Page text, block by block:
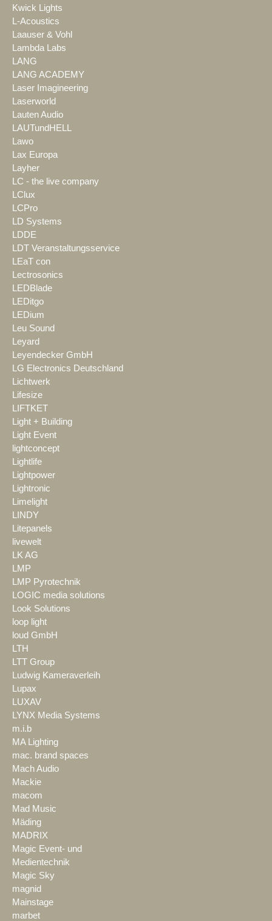
Kwick Lights
L-Acoustics
Laauser & Vohl
Lambda Labs
LANG
LANG ACADEMY
Laser Imagineering
Laserworld
Lauten Audio
LAUTundHELL
Lawo
Lax Europa
Layher
LC - the live company
LClux
LCPro
LD Systems
LDDE
LDT Veranstaltungsservice
LEaT con
Lectrosonics
LEDBlade
LEDitgo
LEDium
Leu Sound
Leyard
Leyendecker GmbH
LG Electronics Deutschland
Lichtwerk
Lifesize
LIFTKET
Light + Building
Light Event
lightconcept
Lightlife
Lightpower
Lightronic
Limelight
LINDY
Litepanels
livewelt
LK AG
LMP
LMP Pyrotechnik
LOGIC media solutions
Look Solutions
loop light
loud GmbH
LTH
LTT Group
Ludwig Kameraverleih
Lupax
LUXAV
LYNX Media Systems
m.i.b
MA Lighting
mac. brand spaces
Mach Audio
Mackie
macom
Mad Music
Mäding
MADRIX
Magic Event- und
Medientechnik
Magic Sky
magnid
Mainstage
marbet